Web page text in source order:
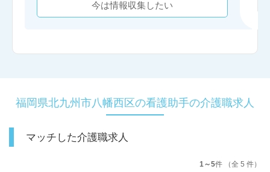
今は情報収集したい
福岡県北九州市八幡西区の看護助手の介護職求人
マッチした介護職求人
1～5件 （全 5 件）